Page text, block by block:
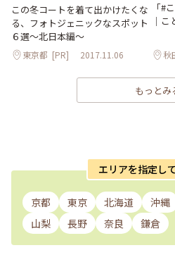
この冬コートを着て出かけたくな
る、フォトジェニックなスポット
６選〜北日本編〜
東京都 [PR] 2017.11.06
「#
｜
秋
もっとみ
エリアを指定し
京都 東京 北海道 沖縄
山梨
長野 奈良 鎌倉